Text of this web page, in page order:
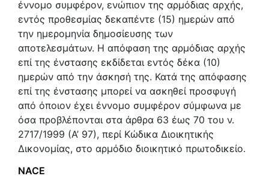
έννομο συμφέρον, ενώπιον της αρμόδιας αρχής,
εντός προθεσμίας δεκαπέντε (15) ημερών από
την ημερομηνία δημοσίευσης των
αποτελεσμάτων. Η απόφαση της αρμόδιας αρχής
επί της ένστασης εκδίδεται εντός δέκα (10)
ημερών από την άσκησή της. Κατά της απόφασης
επί της ένστασης μπορεί να ασκηθεί προσφυγή
από όποιον έχει έννομο συμφέρον σύμφωνα με
όσα προβλέπονται στα άρθρα 63 έως 70 του ν.
2717/1999 (Α’ 97), περί Κώδικα Διοικητικής
Δικονομίας, στο αρμόδιο διοικητικό πρωτοδικείο.
NACE